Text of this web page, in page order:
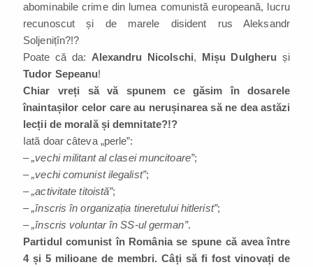
abominabile crime din lumea comunistă europeană, lucru
recunoscut și de marele disident rus Aleksandr
Soljenițîn?!?
Poate că da: Alexandru Nicolschi, Mișu Dulgheru și
Tudor Sepeanu!
Chiar vreți să vă spunem ce găsim în dosarele
înaintașilor celor care au nerușinarea să ne dea astăzi
lecții de morală și demnitate?!?
Iată doar câteva „perle”:
–„vechi militant al clasei muncitoare”;
–„vechi comunist ilegalist”;
–„activitate titoistă”;
–„înscris în organizația tineretului hitlerist”;
–„înscris voluntar în SS-ul german”.
Partidul comunist în România se spune că avea între
4 și 5 milioane de membri. Câți să fi fost vinovați de